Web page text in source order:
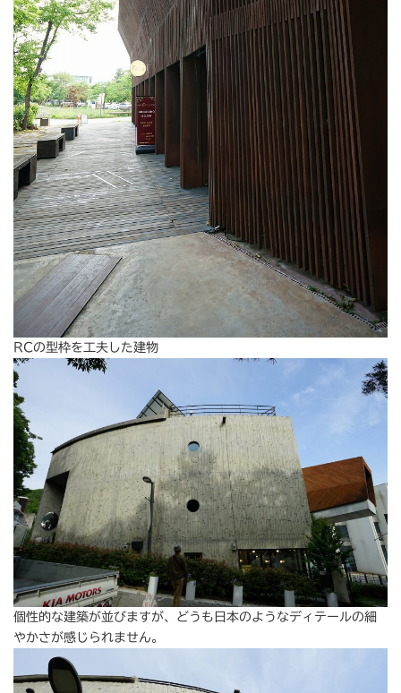
RCの型枠を工夫した建物
個性的な建築が並びますが、どうも日本のようなディテールの細
やかさが感じられません。